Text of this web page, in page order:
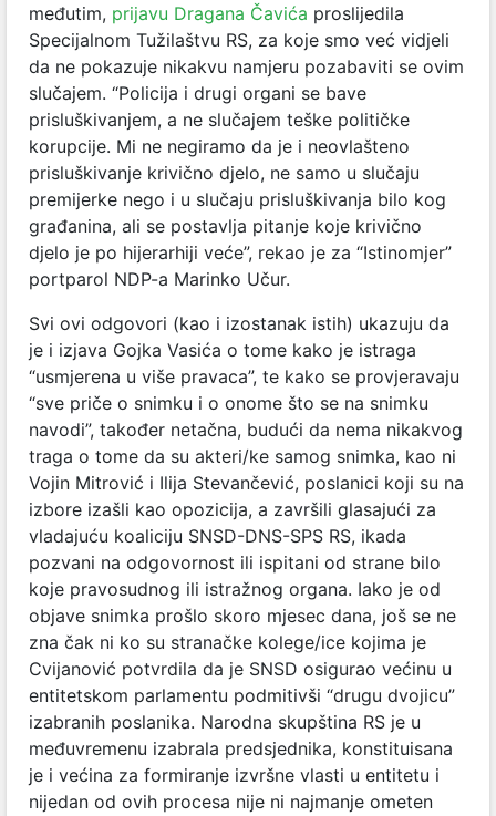
međutim, prijavu Dragana Čavića proslijedila
Specijalnom Tužilaštvu RS, za koje smo već vidjeli
da ne pokazuje nikakvu namjeru pozabaviti se ovim
slučajem. “Policija i drugi organi se bave
prisluškivanjem, a ne slučajem teške političke
korupcije. Mi ne negiramo da je i neovlašteno
prisluškivanje krivično djelo, ne samo u slučaju
premijerke nego i u slučaju prisluškivanja bilo kog
građanina, ali se postavlja pitanje koje krivično
djelo je po hijerarhiji veće”, rekao je za “Istinomjer”
portparol NDP-a Marinko Učur.
Svi ovi odgovori (kao i izostanak istih) ukazuju da
je i izjava Gojka Vasića o tome kako je istraga
“usmjerena u više pravaca”, te kako se provjeravaju
“sve priče o snimku i o onome što se na snimku
navodi”, također netačna, budući da nema nikakvog
traga o tome da su akteri/ke samog snimka, kao ni
Vojin Mitrović i Ilija Stevančević, poslanici koji su na
izbore izašli kao opozicija, a završili glasajući za
vladajuću koaliciju SNSD-DNS-SPS RS, ikada
pozvani na odgovornost ili ispitani od strane bilo
koje pravosudnog ili istražnog organa. Iako je od
objave snimka prošlo skoro mjesec dana, još se ne
zna čak ni ko su stranačke kolege/ice kojima je
Cvijanović potvrdila da je SNSD osigurao većinu u
entitetskom parlamentu podmitivši “drugu dvojicu”
izabranih poslanika. Narodna skupština RS je u
međuvremenu izabrala predsjednika, konstituisana
je i većina za formiranje izvršne vlasti u entitetu i
nijedan od ovih procesa nije ni najmanje ometen